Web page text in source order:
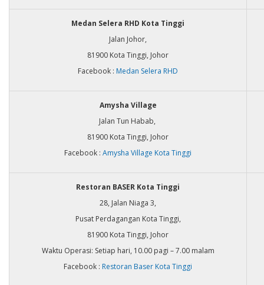
Medan Selera RHD Kota Tinggi​
Jalan Johor,
81900 Kota Tinggi, Johor
Facebook : Medan Selera RHD
Amysha Village
Jalan Tun Habab,
81900 Kota Tinggi, Johor
Facebook : Amysha Village Kota Tinggi
Restoran BASER Kota Tinggi
28, Jalan Niaga 3,
Pusat Perdagangan Kota Tinggi,
81900 Kota Tinggi, Johor
Waktu Operasi: Setiap hari, 10.00 pagi – 7.00 malam
Facebook : Restoran Baser Kota Tinggi